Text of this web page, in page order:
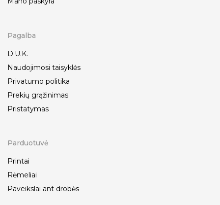
Pagalba
D.U.K.
Naudojimosi taisyklės
Privatumo politika
Prekių grąžinimas
Pristatymas
Parduotuvė
Printai
Rėmeliai
Paveikslai ant drobės